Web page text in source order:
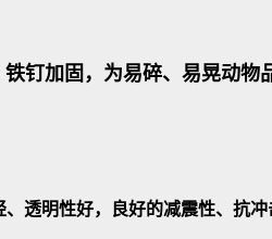
钉加固，为易碎、易晃动物
透明性好，良好的减震性、抗